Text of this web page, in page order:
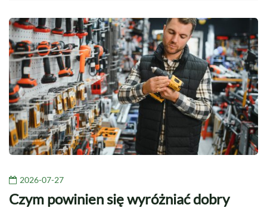
2026-07-27
Czym powinien się wyróżniać dobry